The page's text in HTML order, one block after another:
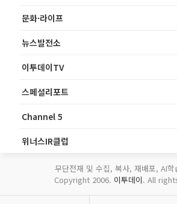
문화·라이프
뉴스발전소
이투데이TV
스페셜리포트
Channel 5
위너스IR클럽
무단전재 및 수집, 복사, 재배포, AI학
Copyright 2006. 이투데이. All